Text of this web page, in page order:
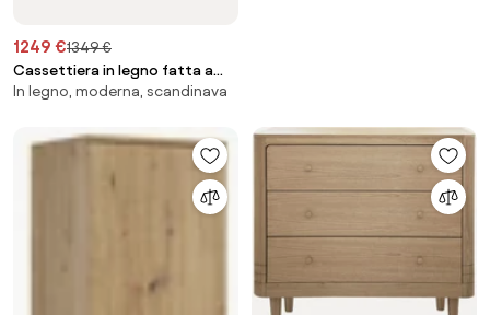
1249 €1349 €
Cassettiera in legno fatta a
mano Kai
In legno, moderna, scandinava